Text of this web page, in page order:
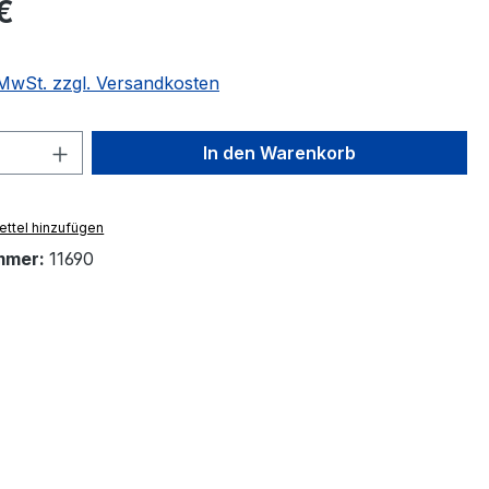
zzgl. Versandkosten
Anzahl: Gib den gewünschten Wert
In den Warenkorb
hinzufügen
11690